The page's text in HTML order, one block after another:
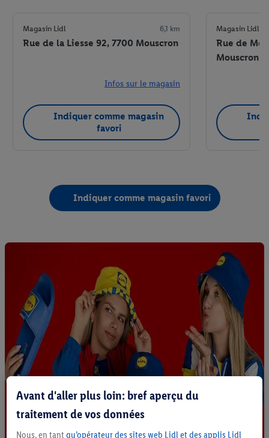
Magasin Lidl 6,1 km
Rue de la Liesse 92, 7700 Mouscron
Infos sur le magasin
Indiquer comme magasin
favori
Magasin Lidl
Rue de
Mouscron
Indiquer comme magasin favori
Avant d'aller plus loin: bref aperçu du
traitement de vos données
Nous, en tant qu’opérateur des sites web Lidl et des applis Lidl